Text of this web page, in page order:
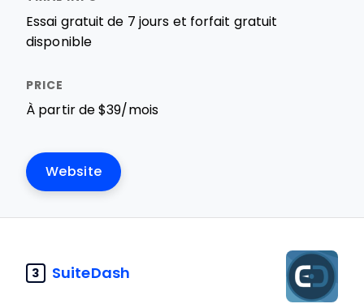
Essai gratuit de 7 jours et forfait gratuit
disponible
À partir de $39/mois
Website
3 SuiteDash